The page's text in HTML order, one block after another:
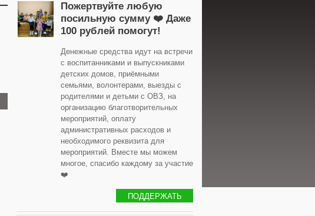
Пожертвуйте любую
посильную сумму ❤️ Даже
100 рублей помогут!
Денежные средства идут на встречи
с воспитанниками и выпускниками
детских домов, приёмными
семьями, волонтерами, выезды с
родителями и детьми с ОВЗ, на
организацию благотворительных
мероприятий, оплату
административных расходов и
необходимого реквизита для
мероприятий. Вместе мы можем
многое, спасибо каждому за участие
❤️
ПОДДЕРЖАТЬ